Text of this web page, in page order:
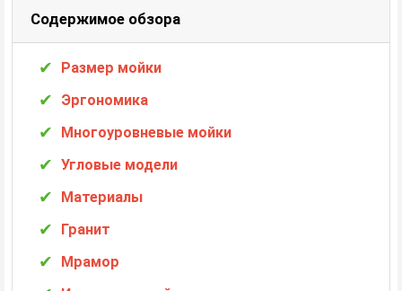
Содержимое обзора
Размер мойки
Эргономика
Многоуровневые мойки
Угловые модели
Материалы
Гранит
Мрамор